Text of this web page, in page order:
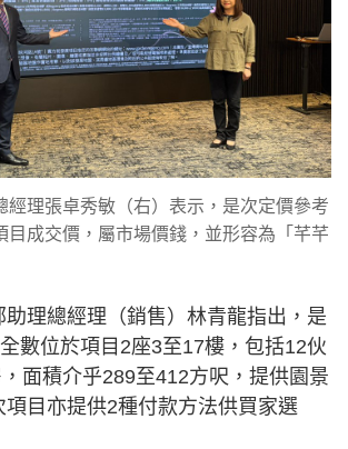
經理張卓秀敏（右）表示，是次定價參考
目成交價，屬市場價錢，並形容為「芊芊
理總經理（銷售）林青龍指出，是
數位於項目2座3至17樓，包括12伙
面積介乎289至412方呎，提供園景
項目亦提供2種付款方法供買家選